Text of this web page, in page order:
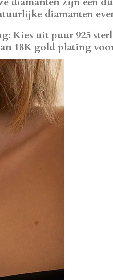
diamanten zijn een
diamanten
: Kies uit puur 925
18K gold plating